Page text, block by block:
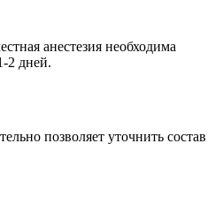
анестезия необходима
2 дней.
позволяет уточнить состав